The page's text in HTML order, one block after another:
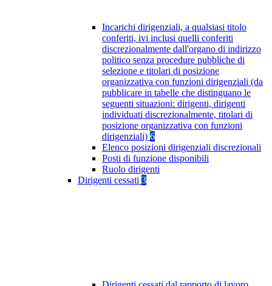
Incarichi dirigenziali, a qualsiasi titolo
conferiti, ivi inclusi quelli conferiti
discrezionalmente dall'organo di indirizzo
politico senza procedure pubbliche di
selezione e titolari di posizione
organizzativa con funzioni dirigenziali (da
pubblicare in tabelle che distinguano le
seguenti situazioni: dirigenti, dirigenti
individuati discrezionalmente, titolari di
posizione organizzativa con funzioni
dirigenziali) 6
Elenco posizioni dirigenziali discrezionali
Posti di funzione disponibili
Ruolo dirigenti
Dirigenti cessati 3